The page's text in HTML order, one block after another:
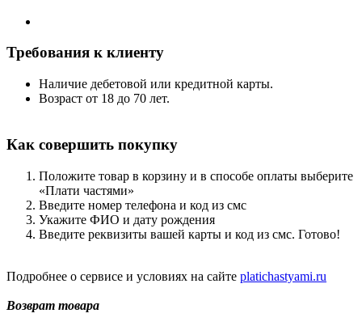
Требования к клиенту
Наличие дебетовой или кредитной карты.
Возраст от 18 до 70 лет.
Как совершить покупку
Положите товар в корзину и в способе оплаты выберите
«Плати частями»
Введите номер телефона и код из смс
Укажите ФИО и дату рождения
Введите реквизиты вашей карты и код из смс. Готово!
Подробнее о сервисе и условиях на сайте platichastyami.ru
Возврат товара